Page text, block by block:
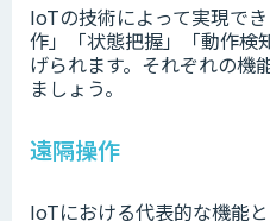
IoTの技術によって実現で
作」「状態把握」「動作検
げられます。それぞれの機
ましょう。
遠隔操作
IoTにおける代表的な機能